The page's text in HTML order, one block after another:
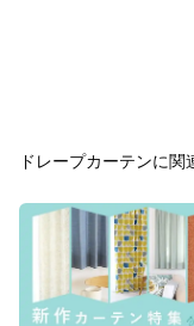
ドレープカーテンに関